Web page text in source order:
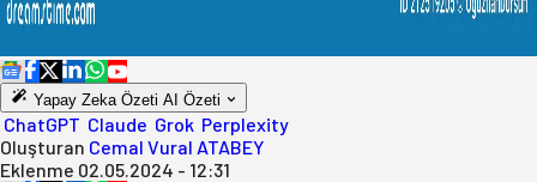
Yapay Zeka Özeti AI Özeti
ChatGPT Claude Grok Perplexity
Oluşturan Cemal Vural ATABEY
Eklenme 02.05.2024 - 12:31